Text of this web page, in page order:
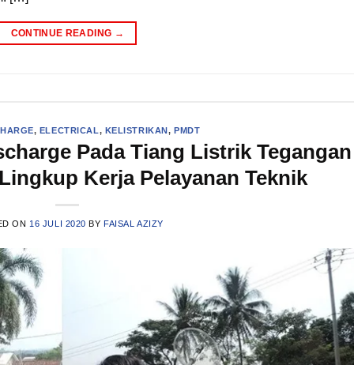
CONTINUE READING →
, ELECTRICAL, KELISTRIKAN, PMDT
Pada Tiang Listrik Tegangan
Kerja Pelayanan Teknik
ON 16 JULI 2020 BY FAISAL AZIZY